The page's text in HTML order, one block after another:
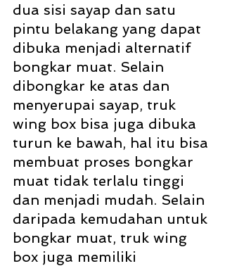
dua sisi sayap dan satu
pintu belakang yang dapat
dibuka menjadi alternatif
bongkar muat. Selain
dibongkar ke atas dan
menyerupai sayap, truk
wing box bisa juga dibuka
turun ke bawah, hal itu bisa
membuat proses bongkar
muat tidak terlalu tinggi
dan menjadi mudah. Selain
daripada kemudahan untuk
bongkar muat, truk wing
box juga memiliki